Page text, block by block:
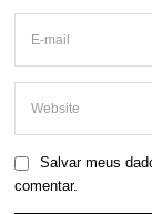
Salvar meus
comentar.